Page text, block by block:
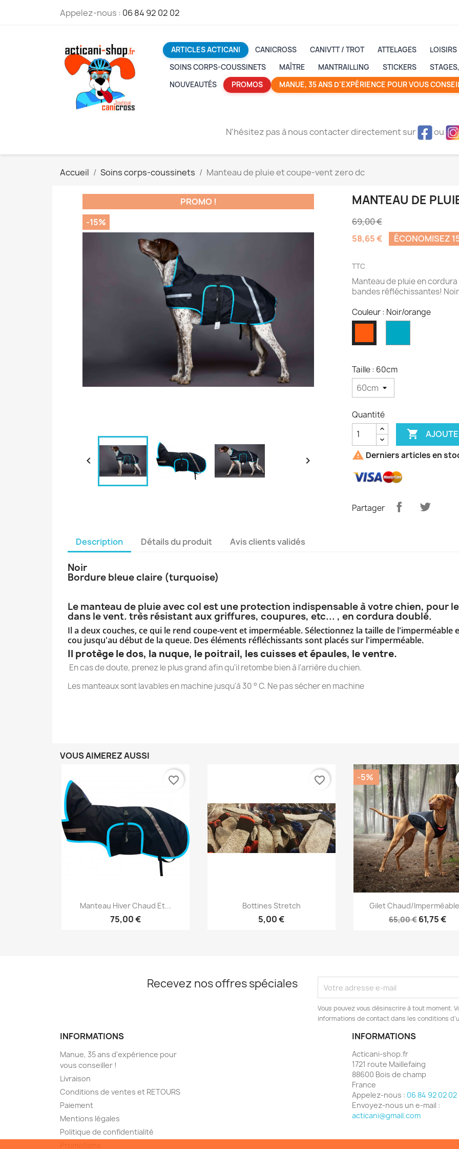
Appelez-nous : 06 84 92 02 02
ARTICLES ACTICANI CANICROSS CANIVTT / TROT ATTELAGES LOISIRS
SOINS CORPS-COUSSINETS
MAÎTRE MANTRAILLING STICKERS
NOUVEAUTÉS
PROMOS MANUE, 35 ANS D'EXPÉRIENCE POUR VOUS
N'hésitez pas à nous contacter directement sur ou
Accueil Soins corps-coussinets Manteau de pluie et coupe-vent zero dc
PROMO !
-15%
 
MANTEAU DE
69,00 €
58,65 €
ÉCONOMISEZ
TTC
Manteau de pluie en
bandes réfléchissantes!
Couleur : Noir/orange
turquoise
Taille : 60cm
Quantité

 Derniers articles en
Partager
Description Détails du produit Avis clients validés
Noir
Bordure bleue claire (turquoise)
Le manteau de pluie avec col est une protection indispensable à votre chien, pour
dans le vent. très résistant aux griffures, coupures, etc... , en cordura doublé.
Il a deux couches, ce qui le rend coupe-vent et imperméable.Sélectionnez la taille de l'imperméable
cou jusqu'au début de la queue. Des éléments réfléchissants sont placés sur l'imperméable.
Il protège le dos, la nuque, le poitrail, les cuisses et épaules, le ventre.
En cas de doute, prenez le plus grand afin qu'il retombe bien à l'arrière du chien.
Les manteaux sont lavables en machine jusqu'à 30 ° C. Ne pas sécher en machine
VOUS AIMEREZ AUSSI
Aperçu rapide
Manteau Hiver Chaud Et...
75,00 €
favorite_border
Aperçu rapide
Bottines Stretch
5,00 €
favorite_border
Aperçu rapide
Gilet Chaud/
65,00 € 61,75 €
-5%
Recevez nos offres spéciales
Vous pouvez vous désinscrire à tout moment.
informations de contact dans les conditions
INFORMATIONS
Manue, 35 ans d'expérience pour
vous conseiller !
Livraison
Conditions de ventes et RETOURS
Paiement
Mentions légales
Politique de confidentialité
INFORMATIONS
Acticani-shop.fr
1721 route Maillefaing
88600 Bois de champ
France
Appelez-nous : 06 84 92 02 02
Envoyez-nous un e-mail :
acticani@gmail.com